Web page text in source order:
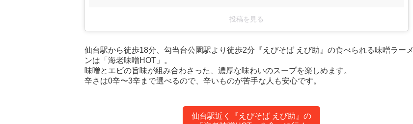
投稿を見る
仙台駅から徒歩18分、勾当台公園駅より徒歩2分『えびそば えび助』の食べられる味噌ラーメ
ンは「海老味噌HOT」。
味噌とエビの旨味が組み合わさった、濃厚な味わいのスープを楽しめます。
辛さは0辛〜3辛まで選べるので、辛いものが苦手な人も安心です。
仙台駅近く『えびそば えび助』の